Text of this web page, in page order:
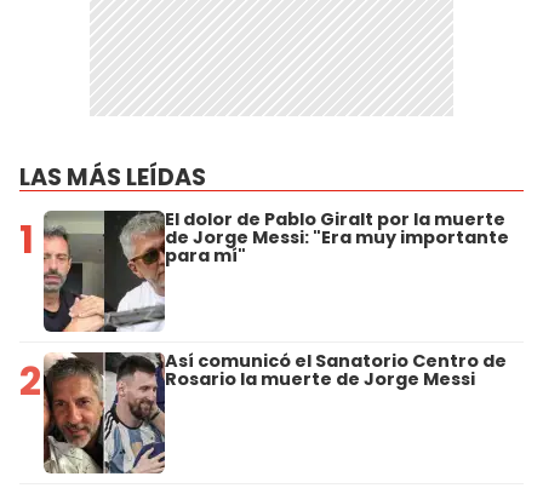
LAS MÁS LEÍDAS
1 El dolor de Pablo Giralt por la muerte
de Jorge Messi: "Era muy importante
para mí"
2 Así comunicó el Sanatorio Centro de
Rosario la muerte de Jorge Messi